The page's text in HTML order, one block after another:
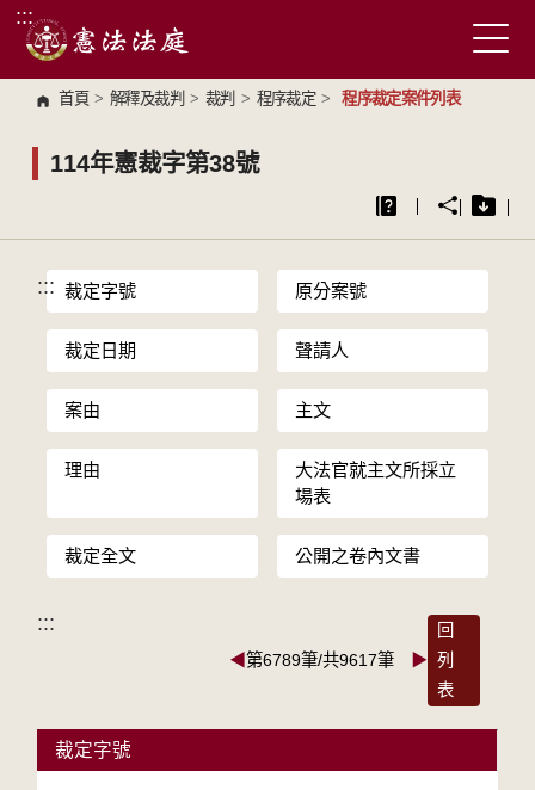
跳到主要內容區塊
:::
首頁 > 解釋及裁判 > 裁判 > 程序裁定 > 程序裁定案件列表
114年憲裁字第38號
::: 裁定字號 原分案號
裁定日期 聲請人
案由 主文
理由
大法官就主文所採立
場表
裁定全文 公開之卷內文書
:::
◀第6789筆/共9617筆 ▶
回
列
表
裁定字號